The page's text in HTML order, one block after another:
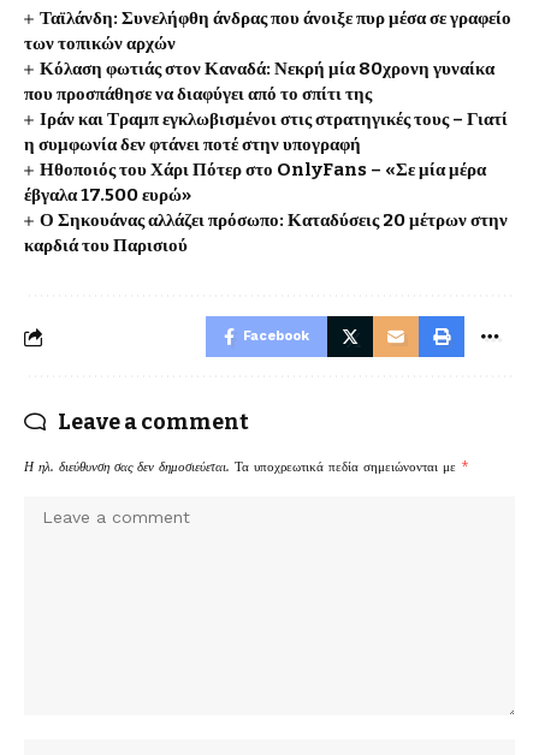
Ταϊλάνδη: Συνελήφθη άνδρας που άνοιξε πυρ μέσα σε γραφείο
των τοπικών αρχών
Κόλαση φωτιάς στον Καναδά: Νεκρή μία 80χρονη γυναίκα
που προσπάθησε να διαφύγει από το σπίτι της
Ιράν και Τραμπ εγκλωβισμένοι στις στρατηγικές τους – Γιατί
η συμφωνία δεν φτάνει ποτέ στην υπογραφή
Ηθοποιός του Χάρι Πότερ στο OnlyFans – «Σε μία μέρα
έβγαλα 17.500 ευρώ»
Ο Σηκουάνας αλλάζει πρόσωπο: Καταδύσεις 20 μέτρων στην
καρδιά του Παρισιού
Facebook
Leave a comment
Η ηλ. διεύθυνση σας δεν δημοσιεύεται. Τα υποχρεωτικά πεδία σημειώνονται με *